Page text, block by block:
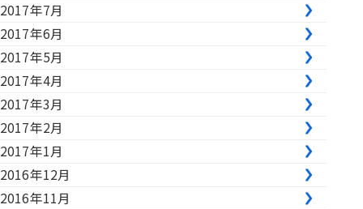
2017年7月
2017年6月
2017年5月
2017年4月
2017年3月
2017年2月
2017年1月
2016年12月
2016年11月